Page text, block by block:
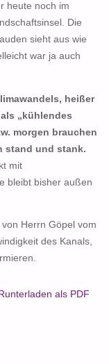
heute noch im
Die
sieht aus wie
war ja auch
heißer
„kühlendes
morgen brauchen
stand und stank.
mit
bleibt bisher außen
Herrn Göpel vom
des Kanals,
Runterladen als PDF